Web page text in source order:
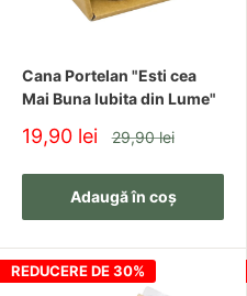
Cana Portelan "Esti cea
Mai Buna Iubita din Lume"
Pret
redus
19,90 lei Pret
29,90 lei
Adaugă în coș
REDUCERE DE 30%